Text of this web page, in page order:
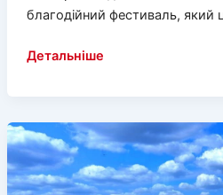
благодійний фестиваль, який
Херсонці
благодійний
фестиваль
у
Львові
Детальніше